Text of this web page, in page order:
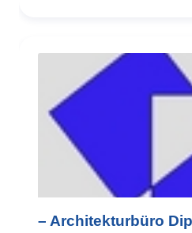
– Architekturbüro